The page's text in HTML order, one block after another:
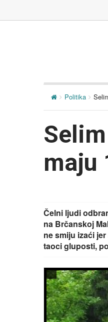
Politika
maju
Čelni ljudi
na Brčanskoj
ne smiju izaći
taoci gluposti,